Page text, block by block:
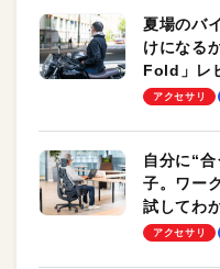
夏場のバ
けになる
Fold」レ
却プレー
アクセサリ
自分に“
子。ワー
試してわ
ッチ機能
アクセサリ